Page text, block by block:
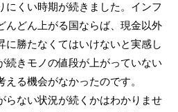
にくい時期が続きました。インフ
んどん上がる国ならば、現金以外
に勝たなくてはいけないと実感し
続きモノの値段が上がっていない
る機会がなかったのです。
らない状況が続くかはわかりませ